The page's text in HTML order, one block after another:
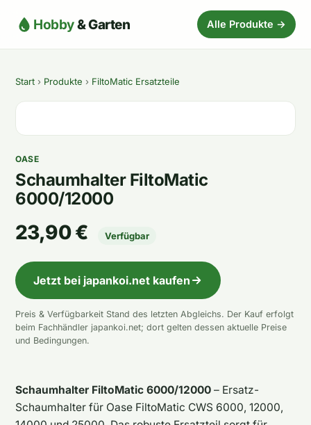
Hobby& Garten Alle Produkte →
Start › Produkte › FiltoMatic Ersatzteile
OASE
Schaumhalter FiltoMatic
6000/12000
23,90 € Verfügbar
Jetzt bei japankoi.net kaufen
Preis & Verfügbarkeit Stand des letzten Abgleichs. Der Kauf erfolgt
beim Fachhändler japankoi.net; dort gelten dessen aktuelle Preise
und Bedingungen.
Schaumhalter FiltoMatic 6000/12000 – Ersatz-
Schaumhalter für Oase FiltoMatic CWS 6000, 12000,